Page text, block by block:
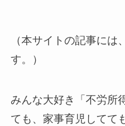
（本サイトの記事には
す。）
みんな大好き「不労所
ても、家事育児してて